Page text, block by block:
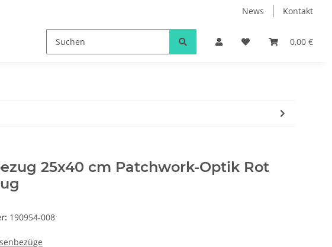
News Kontakt
0,00 €
25x40 cm Patchwork-Optik Rot
190954-008